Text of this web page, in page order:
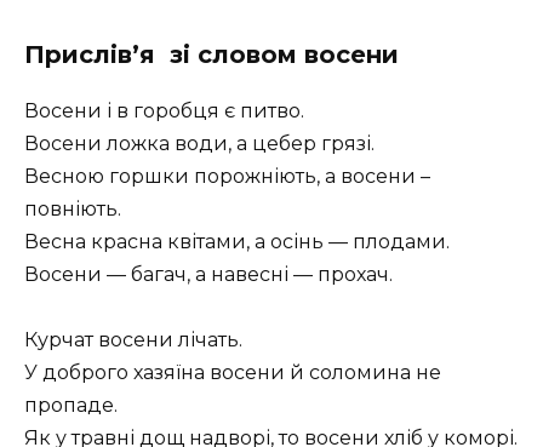
Прислів’я зі словом восени
Восени і в горобця є питво.
Восени ложка води, а цебер грязі.
Весною горшки порожніють, а восени –
повніють.
Весна красна квітами, а осінь — плодами.
Восени — багач, а навесні — прохач.
Курчат восени лічать.
У доброго хазяїна восени й соломина не
пропаде.
Як у травні дощ надворі, то восени хліб у коморі.